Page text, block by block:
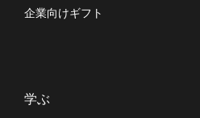
企業向けギフト
学ぶ